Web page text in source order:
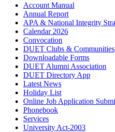
Account Manual
Annual Report
APA & National Integrity
Calendar 2026
Convocation
DUET Clubs & Communities
Downloadable Forms
DUET Alumni Association
DUET Directory App
Latest News
Holiday List
Online Job Application
Phonebook
Services
University Act-2003